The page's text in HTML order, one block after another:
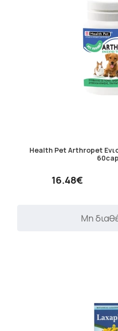
Health Pet Arthropet
16.48€
Μη